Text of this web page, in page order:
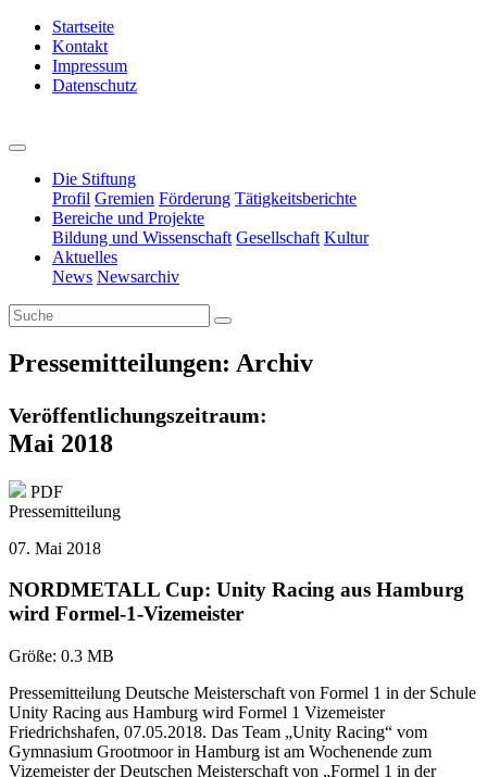
Startseite
Kontakt
Impressum
Datenschutz
Die Stiftung
Profil Gremien Förderung Tätigkeitsberichte
Bereiche und Projekte
Bildung und Wissenschaft Gesellschaft Kultur
Aktuelles
News Newsarchiv
Pressemitteilungen: Archiv
Veröffentlichungszeitraum:
Mai 2018
PDF
Pressemitteilung
07. Mai 2018
NORDMETALL Cup: Unity Racing aus Hamburg
wird Formel-1-Vizemeister
Größe: 0.3 MB
Pressemitteilung Deutsche Meisterschaft von Formel 1 in der Schule
Unity Racing aus Hamburg wird Formel 1 Vizemeister
Friedrichshafen, 07.05.2018. Das Team „Unity Racing“ vom
Gymnasium Grootmoor in Hamburg ist am Wochenende zum
Vizemeister der Deutschen Meisterschaft von „Formel 1 in der